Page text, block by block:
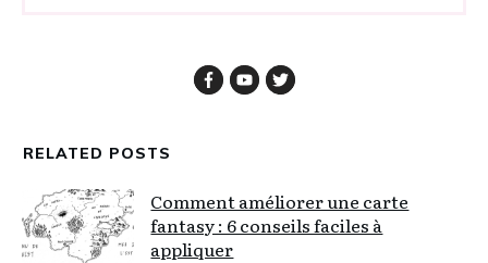
RELATED POSTS
Comment améliorer une carte
fantasy : 6 conseils faciles à
appliquer